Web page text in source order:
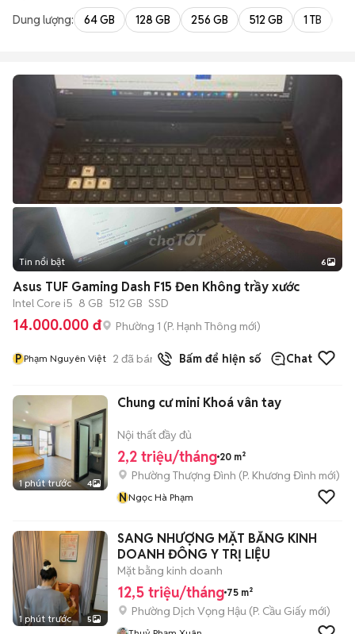
Dung lượng: 64 GB 128 GB 256 GB 512 GB 1 TB
+2
Tin nổi bật 6
Asus TUF Gaming Dash F15 Đen Không trầy xước
Intel Core i5 8 GB 512 GB SSD
14.000.000 đ Phường 1 (P. Hạnh Thông mới)
P Phạm Nguyên Việt 2 đã bán Bấm để hiện số Chat
1 phút trước 4
Chung cư mini Khoá vân tay
Nội thất đầy đủ
2,2 triệu/tháng 20 m²
Phường Thượng Đình (P. Khương Đình mới)
NNgọc Hà Phạm
1 phút trước 5
SANG NHƯỢNG MẶT BẰNG KINH
DOANH ĐÔNG Y TRỊ LIỆU
Mặt bằng kinh doanh
12,5 triệu/tháng 75 m²
Phường Dịch Vọng Hậu (P. Cầu Giấy mới)